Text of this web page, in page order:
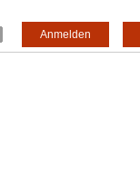
Anmelden